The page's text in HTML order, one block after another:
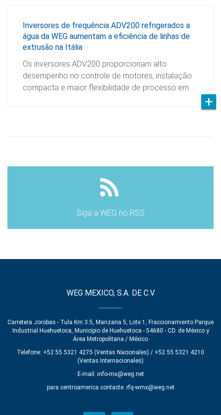
Inversores de frequência ADV200 refrigerados a
água da WEG aumentam a eficiência de linhas de
extrusão na Itália
Os inversores ADV200 proporcionam alto
desempenho no controle de motores, instalação
compacta e maior flexibilidade de processo em …
Siga a WEG no RSS
WEG MEXICO, S.A. DE C.V
Carretera Jorobas - Tula Km 3.5, Manzana 5, Lote 1, Fraccionamiento Parque
Industrial Huehuetoca, Municipio de Huehuetoca - 54680 - CD. de México y
Área Metropolitana / México
Telefone: +52 55 5321 4275 (Ventas Nacionales) / +52 55 5321 4210
(Ventas Internacionales)
E-mail: info-mx@weg.net
para centroamerica contacte: rfq-wmx@weg.net